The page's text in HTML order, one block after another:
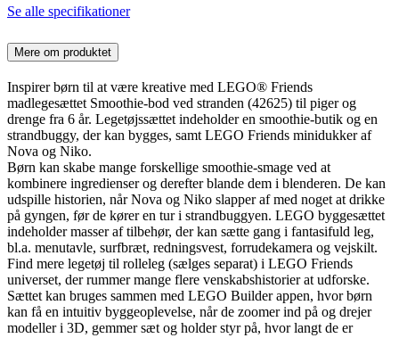
Se alle specifikationer
Mere om produktet
Inspirer børn til at være kreative med LEGO® Friends
madlegesættet Smoothie-bod ved stranden (42625) til piger og
drenge fra 6 år. Legetøjssættet indeholder en smoothie-butik og en
strandbuggy, der kan bygges, samt LEGO Friends minidukker af
Nova og Niko.
Børn kan skabe mange forskellige smoothie-smage ved at
kombinere ingredienser og derefter blande dem i blenderen. De kan
udspille historien, når Nova og Niko slapper af med noget at drikke
på gyngen, før de kører en tur i strandbuggyen. LEGO byggesættet
indeholder masser af tilbehør, der kan sætte gang i fantasifuld leg,
bl.a. menutavle, surfbræt, redningsvest, forrudekamera og vejskilt.
Find mere legetøj til rolleleg (sælges separat) i LEGO Friends
universet, der rummer mange flere venskabshistorier at udforske.
Sættet kan bruges sammen med LEGO Builder appen, hvor børn
kan få en intuitiv byggeoplevelse, når de zoomer ind på og drejer
modeller i 3D, gemmer sæt og holder styr på, hvor langt de er